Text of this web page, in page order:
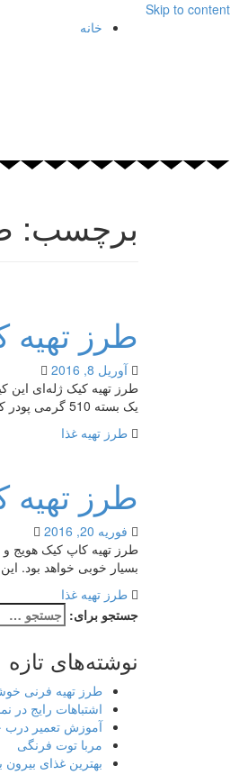
Skip to content
خانه
برچسب:
طرز تهیه
آوریل 8, 2016
طرز تهیه کیک ژله‌ای این
یک بسته 510 گرمی پودر کیک 3 عدد تخم مرغ ( این تعداد ممکن است بر روی بسته […]
طرز تهیه غذا
طرز
فوریه 20, 2016
طرز تهیه کاپ کیک هویج و
بسیار خوبی خواهد بود.
طرز تهیه غذا
جستجو برای:
نوشته‌های تازه
طرز تهیه فرنی
اشتباهات رایج در
آموزش تعمیر درب
مربا توت فرنگی
بهترین غذای